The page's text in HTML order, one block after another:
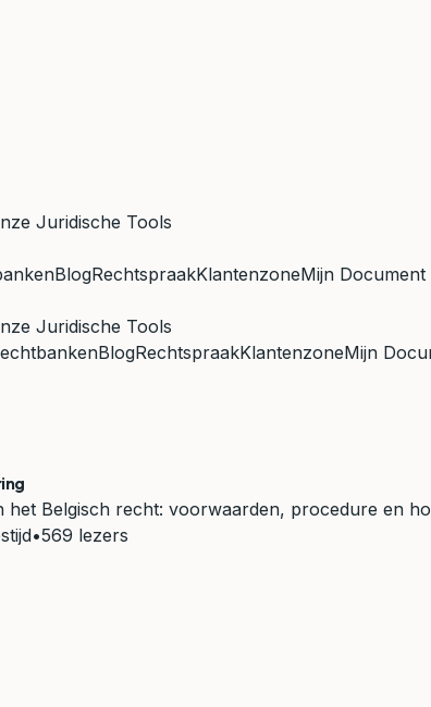
Juridische Tools
BlogRechtspraakKlantenzoneMijn Document
Juridische Tools
BlogRechtspraakKlantenzoneMijn
het Belgisch recht: voorwaarden, procedure en
•569 lezers